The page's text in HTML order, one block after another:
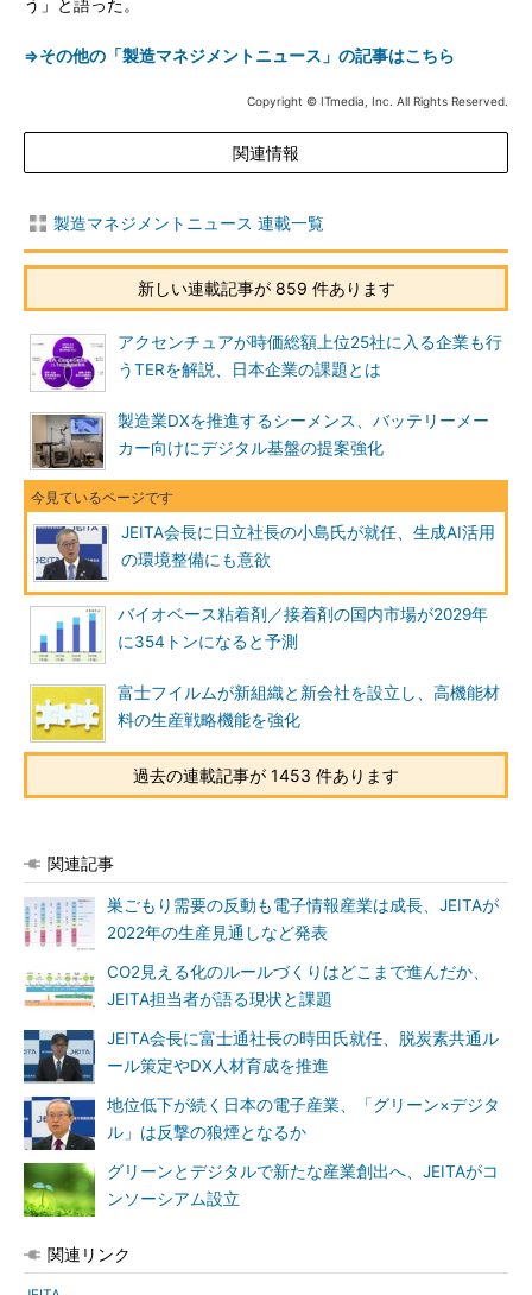
う」と語った。
⇒その他の「製造マネジメントニュース」の記事はこちら
Copyright © ITmedia, Inc. All Rights Reserved.
関連情報
製造マネジメントニュース 連載一覧
新しい連載記事が 859 件あります
アクセンチュアが時価総額上位25社に入る企業も行
うTERを解説、日本企業の課題とは
製造業DXを推進するシーメンス、バッテリーメー
カー向けにデジタル基盤の提案強化
JEITA会長に日立社長の小島氏が就任、生成AI活用
の環境整備にも意欲
バイオベース粘着剤／接着剤の国内市場が2029年
に354トンになると予測
富士フイルムが新組織と新会社を設立し、高機能材
料の生産戦略機能を強化
過去の連載記事が 1453 件あります
関連記事
巣ごもり需要の反動も電子情報産業は成長、JEITAが
2022年の生産見通しなど発表
CO2見える化のルールづくりはどこまで進んだか、
JEITA担当者が語る現状と課題
JEITA会長に富士通社長の時田氏就任、脱炭素共通ル
ール策定やDX人材育成を推進
地位低下が続く日本の電子産業、「グリーン×デジタ
ル」は反撃の狼煙となるか
グリーンとデジタルで新たな産業創出へ、JEITAがコ
ンソーシアム設立
関連リンク